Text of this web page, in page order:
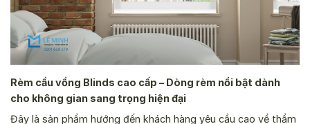
Rèm cầu vồng Blinds cao cấp – Dòng rèm nổi bật dành
cho không gian sang trọng hiện đại
Đây là sản phẩm hướng đến khách hàng yêu cầu cao về thẩm